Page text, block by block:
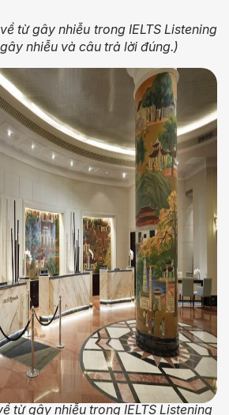
từ gây nhiễu trong IELTS Listening
nhiễu và câu trả lời đúng.)
từ gây nhiễu trong IELTS Listening